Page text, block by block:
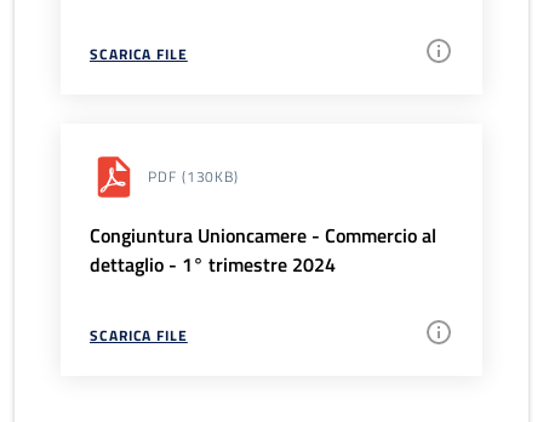
SCARICA FILE
PDF (130KB)
Congiuntura Unioncamere - Commercio al
dettaglio - 1° trimestre 2024
SCARICA FILE